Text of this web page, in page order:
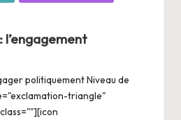
l’engagement
politiquement Niveau de
triangle"